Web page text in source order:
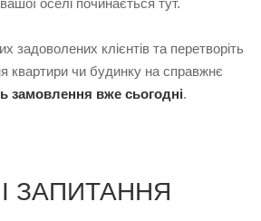
оселі починається тут.
задоволених клієнтів та перетворіть
квартири чи будинку на справжнє
замовлення вже сьогодні.
ЗАПИТАННЯ